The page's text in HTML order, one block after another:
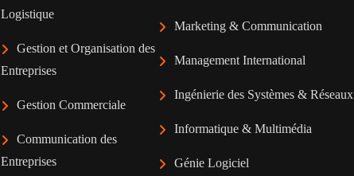
Logistique
Gestion et Organisation des
Entreprises
Gestion Commerciale
Communication des
Entreprises
Marketing & Communication
Management International
Ingénierie des Systèmes & Réseaux
Informatique & Multimédia
Génie Logiciel